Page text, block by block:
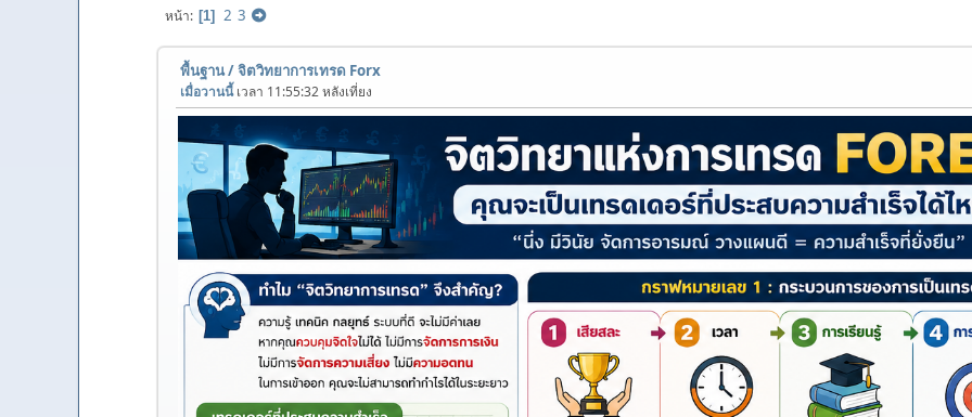
หน้า 1 2 3
พื้นฐาน/จิตวิทยาการเทรด Forx
เมื่อวานนี้เวลา 11:55:32 หลังเที่ยง